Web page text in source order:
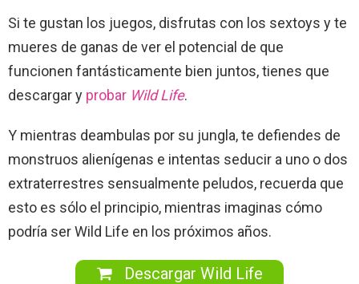
Si te gustan los juegos, disfrutas con los sextoys y te
mueres de ganas de ver el potencial de que
funcionen fantásticamente bien juntos, tienes que
descargar y probar Wild Life.
Y mientras deambulas por su jungla, te defiendes de
monstruos alienígenas e intentas seducir a uno o dos
extraterrestres sensualmente peludos, recuerda que
esto es sólo el principio, mientras imaginas cómo
podría ser Wild Life en los próximos años.
Descargar Wild Life